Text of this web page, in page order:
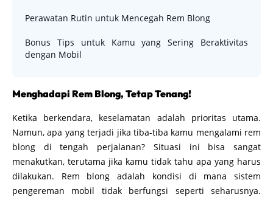
Perawatan Rutin untuk Mencegah Rem Blong
Bonus Tips untuk Kamu yang Sering Beraktivitas
dengan Mobil
Menghadapi Rem Blong, Tetap Tenang!
Ketika berkendara, keselamatan adalah prioritas utama.
Namun, apa yang terjadi jika tiba-tiba kamu mengalami rem
blong di tengah perjalanan? Situasi ini bisa sangat
menakutkan, terutama jika kamu tidak tahu apa yang harus
dilakukan. Rem blong adalah kondisi di mana sistem
pengereman mobil tidak berfungsi seperti seharusnya.